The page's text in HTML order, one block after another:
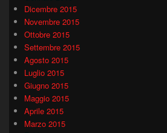
Dicembre 2015
Novembre 2015
Ottobre 2015
Settembre 2015
Agosto 2015
Luglio 2015
Giugno 2015
Maggio 2015
Aprile 2015
Marzo 2015